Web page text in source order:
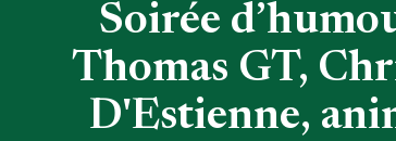
Soirée
Thomas GT,
D'Estienne,